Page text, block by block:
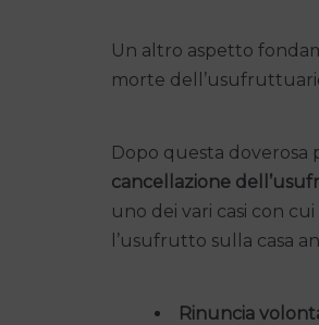
Un altro aspetto
morte
Dopo questa doverosa
cancellazione
uno dei vari casi con
l’usufrutto sulla casa
Rinuncia